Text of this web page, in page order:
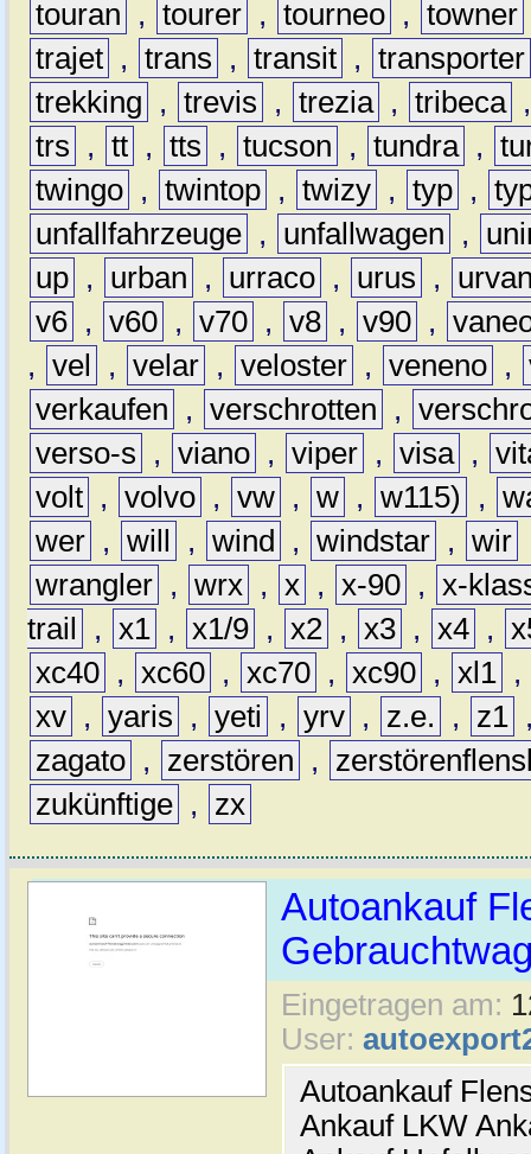
touran , tourer , tourneo , towner
trajet , trans , transit , transporter
trekking
, trevis , trezia , tribeca
trs
, tt , tts , tucson , tundra ,
twingo , twintop , twizy , typ ,
unfallfahrzeuge , unfallwagen ,
up , urban , urraco , urus ,
v6 , v60 , v70 , v8 , v90 ,
, vel , velar , veloster , veneno ,
verkaufen
, verschrotten ,
verso-s
, viano , viper , visa ,
volt , volvo , vw , w , w115) ,
wer , will , wind , windstar , wir
wrangler , wrx , x , x-90 , x-
trail
, x1 , x1/9 , x2 , x3 , x4 ,
xc40 , xc60 , xc70 , xc90 , xl1 ,
xv , yaris , yeti , yrv , z.e. , z1
zagato , zerstören ,
zukünftige , zx
Autoankauf
Eingetragen am:
User:
Autoankauf
Ankauf LKW